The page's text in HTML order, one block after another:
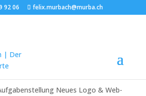
92 06 felix.murbach@murba.ch
|
Neues Logo & Web-